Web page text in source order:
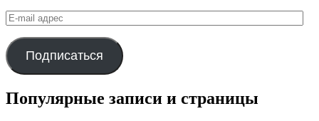
E-
mail
адрес
Подписаться
Популярные записи и страницы